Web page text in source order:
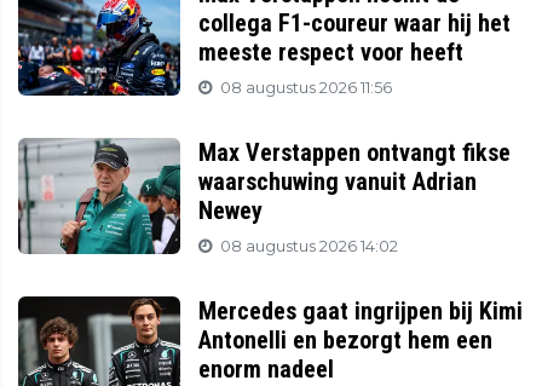
collega F1-coureur waar hij het
meeste respect voor heeft
08 augustus 2026 11:56
Max Verstappen ontvangt fikse
waarschuwing vanuit Adrian
Newey
08 augustus 2026 14:02
Mercedes gaat ingrijpen bij Kimi
Antonelli en bezorgt hem een
enorm nadeel